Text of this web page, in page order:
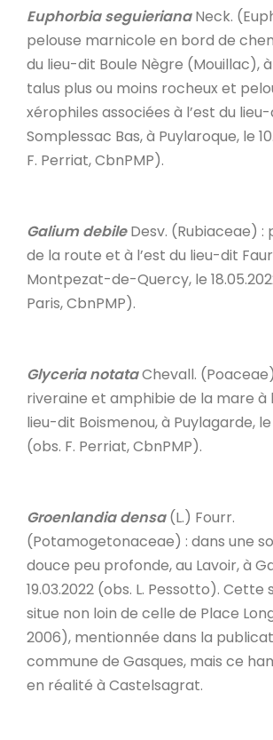
Euphorbia seguierianaNeck.
pelouse marnicole en bord de
du lieu-dit Boule Nègre (Mouillac),
talus plus ou moins rocheux et
xérophiles associées à l’est du
Somplessac Bas, à Puylaroque, le
F. Perriat, CbnPMP).
Galium debileDesv. (Rubiaceae) :
de la route et à l’est du lieu-dit
Montpezat-de-Quercy, le
Paris, CbnPMP).
Glyceria notataChevall.
riveraine et amphibie de la mare à
lieu-dit Boismenou, à Puylagarde, le
(obs. F. Perriat, CbnPMP).
Groenlandia densa(L.) Fourr.
(Potamogetonaceae) : dans une
douce peu profonde, au Lavoir, à
19.03.2022 (obs. L. Pessotto). Cette
situe non loin de celle de Place
2006), mentionnée dans la
commune de Gasques, mais ce
en réalité à Castelsagrat.